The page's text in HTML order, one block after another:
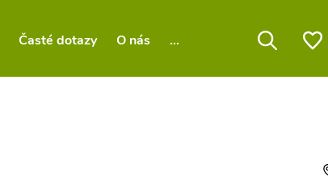
Časté dotazy O nás …